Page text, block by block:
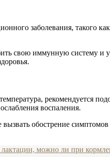
заболевания, такого
свою иммунную систему и
рекомендуется
воспаления.
обострение
можно ли при